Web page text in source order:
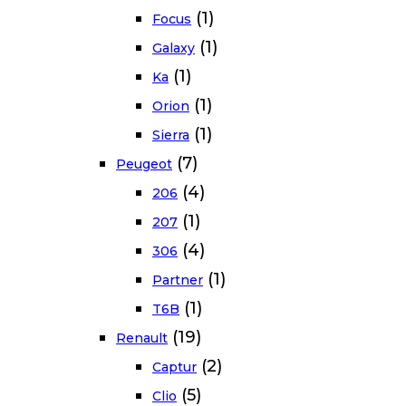
Focus (1)
Galaxy (1)
Ka (1)
Orion (1)
Sierra (1)
Peugeot (7)
206 (4)
207 (1)
306 (4)
Partner (1)
T6B (1)
Renault (19)
Captur (2)
Clio (5)